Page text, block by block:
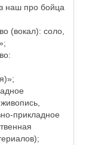
наш про бойца
(вокал): соло,
прикладное